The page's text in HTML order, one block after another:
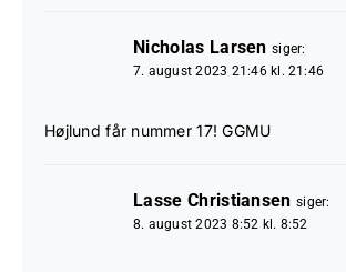
Nicholas Larsen siger:
7. august 2023 21:46 kl. 21:46
Højlund får nummer 17! GGMU
Lasse Christiansen siger:
8. august 2023 8:52 kl. 8:52